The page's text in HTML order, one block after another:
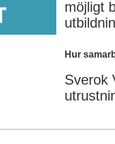
möjligt
Hur
Sverok